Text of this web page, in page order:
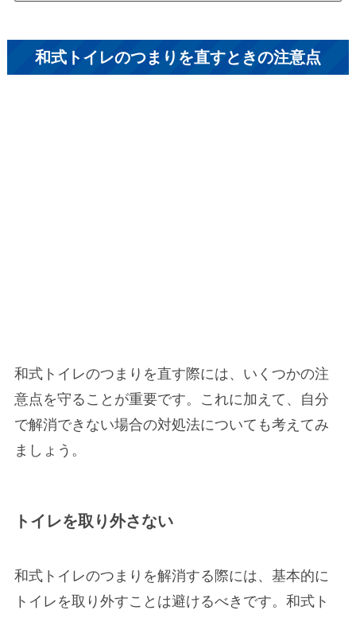
和式トイレのつまりを直すときの注意点
和式トイレのつまりを直す際には、いくつかの注
意点を守ることが重要です。これに加えて、自分
で解消できない場合の対処法についても考えてみ
ましょう。
トイレを取り外さない
和式トイレのつまりを解消する際には、基本的に
トイレを取り外すことは避けるべきです。和式ト